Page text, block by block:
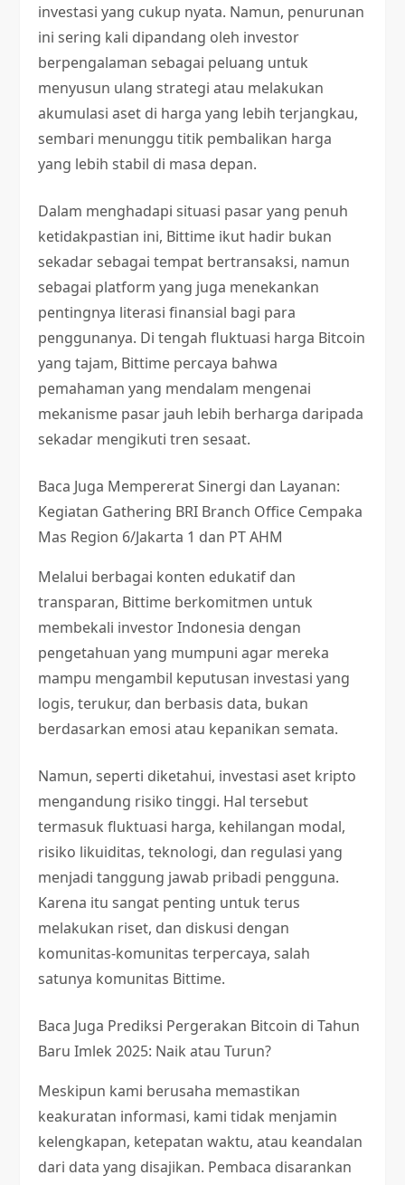
investasi yang cukup nyata. Namun, penurunan
ini sering kali dipandang oleh investor
berpengalaman sebagai peluang untuk
menyusun ulang strategi atau melakukan
akumulasi aset di harga yang lebih terjangkau,
sembari menunggu titik pembalikan harga
yang lebih stabil di masa depan.
Dalam menghadapi situasi pasar yang penuh
ketidakpastian ini, Bittime ikut hadir bukan
sekadar sebagai tempat bertransaksi, namun
sebagai platform yang juga menekankan
pentingnya literasi finansial bagi para
penggunanya. Di tengah fluktuasi harga Bitcoin
yang tajam, Bittime percaya bahwa
pemahaman yang mendalam mengenai
mekanisme pasar jauh lebih berharga daripada
sekadar mengikuti tren sesaat.
Baca Juga Mempererat Sinergi dan Layanan:
Kegiatan Gathering BRI Branch Office Cempaka
Mas Region 6/Jakarta 1 dan PT AHM
Melalui berbagai konten edukatif dan
transparan, Bittime berkomitmen untuk
membekali investor Indonesia dengan
pengetahuan yang mumpuni agar mereka
mampu mengambil keputusan investasi yang
logis, terukur, dan berbasis data, bukan
berdasarkan emosi atau kepanikan semata.
Namun, seperti diketahui, investasi aset kripto
mengandung risiko tinggi. Hal tersebut
termasuk fluktuasi harga, kehilangan modal,
risiko likuiditas, teknologi, dan regulasi yang
menjadi tanggung jawab pribadi pengguna.
Karena itu sangat penting untuk terus
melakukan riset, dan diskusi dengan
komunitas-komunitas terpercaya, salah
satunya komunitas Bittime.
Baca Juga Prediksi Pergerakan Bitcoin di Tahun
Baru Imlek 2025: Naik atau Turun?
Meskipun kami berusaha memastikan
keakuratan informasi, kami tidak menjamin
kelengkapan, ketepatan waktu, atau keandalan
dari data yang disajikan. Pembaca disarankan